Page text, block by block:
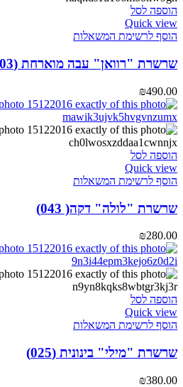
הוספה לסל
Quick view
הוסף לרשימת המשאלות
שרשרת "רוואן" עבה מוארחת (003)
₪490.00
הוספה לסל
Quick view
הוסף לרשימת המשאלות
שרשרת "לולה" דקה( 043)
₪280.00
הוספה לסל
Quick view
הוסף לרשימת המשאלות
שרשרת "מילי" בינונית (025)
₪380.00